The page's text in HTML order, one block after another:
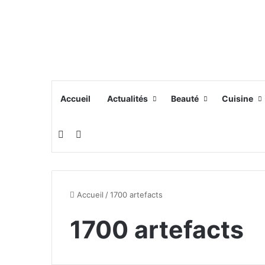
Accueil Actualités Beauté Cuisine
Switch skin
Accueil /1700 artefacts
1700 artefacts